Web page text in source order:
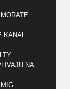
KANAL
NA
MIG